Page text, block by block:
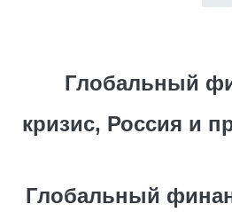
Глобальный
кризис, Россия и
Глобальный